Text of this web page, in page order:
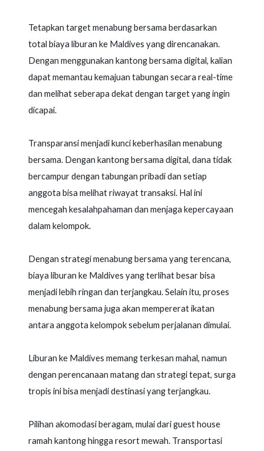
Tetapkan target menabung bersama berdasarkan
total biaya liburan ke Maldives yang direncanakan.
Dengan menggunakan kantong bersama digital, kalian
dapat memantau kemajuan tabungan secara real-time
dan melihat seberapa dekat dengan target yang ingin
dicapai.
Transparansi menjadi kunci keberhasilan menabung
bersama. Dengan kantong bersama digital, dana tidak
bercampur dengan tabungan pribadi dan setiap
anggota bisa melihat riwayat transaksi. Hal ini
mencegah kesalahpahaman dan menjaga kepercayaan
dalam kelompok.
Dengan strategi menabung bersama yang terencana,
biaya liburan ke Maldives yang terlihat besar bisa
menjadi lebih ringan dan terjangkau. Selain itu, proses
menabung bersama juga akan mempererat ikatan
antara anggota kelompok sebelum perjalanan dimulai.
Liburan ke Maldives memang terkesan mahal, namun
dengan perencanaan matang dan strategi tepat, surga
tropis ini bisa menjadi destinasi yang terjangkau.
Pilihan akomodasi beragam, mulai dari guest house
ramah kantong hingga resort mewah. Transportasi